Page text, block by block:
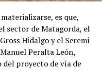
es que,
sector de Matagorda, el
Hidalgo y el Seremi
Peralta León,
proyecto de vía de